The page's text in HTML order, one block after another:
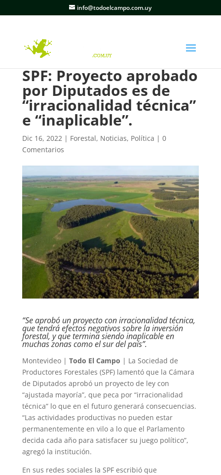
info@todoelcampo.com.uy
SPF: Proyecto aprobado
por Diputados es de
“irracionalidad técnica”
e “inaplicable”.
Dic 16, 2022| Forestal, Noticias, Política | 0
Comentarios
“Se aprobó un proyecto con irracionalidad técnica,
que tendrá efectos negativos sobre la inversión
forestal, y que termina siendo inaplicable en
muchas zonas como el sur del país”.
Montevideo | Todo El Campo | La Sociedad de
Productores Forestales (SPF) lamentó que la Cámara
de Diputados aprobó un proyecto de ley con
“ajustada mayoría”, que peca por “irracionalidad
técnica” lo que en el futuro generará consecuencias.
“Las actividades productivas no pueden estar
permanentemente en vilo a lo que el Parlamento
decida cada año para satisfacer su juego político”,
agregó la institución.
En sus redes sociales la SPF escribió que